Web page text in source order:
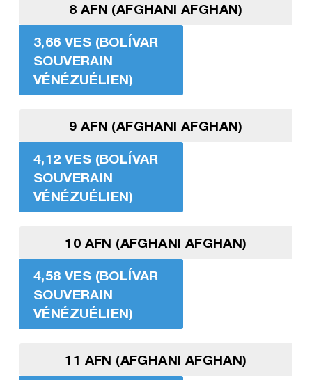
8 AFN (AFGHANI AFGHAN)
3,66 VES (BOLÍVAR
SOUVERAIN
VÉNÉZUÉLIEN)
9 AFN (AFGHANI AFGHAN)
4,12 VES (BOLÍVAR
SOUVERAIN
VÉNÉZUÉLIEN)
10 AFN (AFGHANI AFGHAN)
4,58 VES (BOLÍVAR
SOUVERAIN
VÉNÉZUÉLIEN)
11 AFN (AFGHANI AFGHAN)